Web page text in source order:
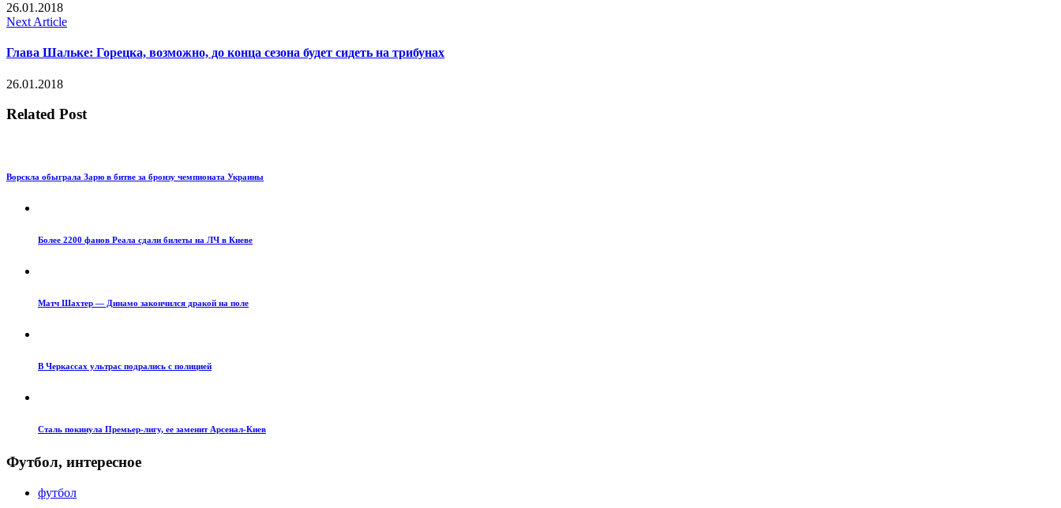
26.01.2018
Next Article
Глава Шальке: Горецка, возможно, до конца сезона будет сидеть на трибунах
26.01.2018
Related Post
Ворскла обыграла Зарю в битве за бронзу чемпионата Украины
Более 2200 фанов Реала сдали билеты на ЛЧ в Киеве
Матч Шахтер — Динамо закончился дракой на поле
В Черкассах ультрас подрались с полицией
Сталь покинула Премьер-лигу, ее заменит Арсенал-Киев
Футбол, интересное
футбол